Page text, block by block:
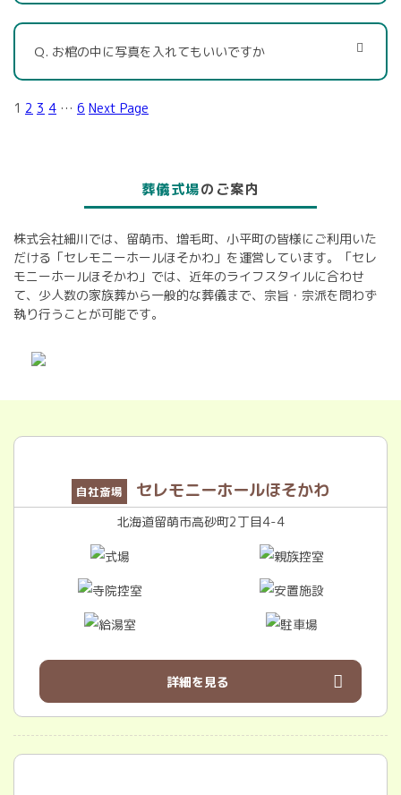
Ｑ. お棺の中に写真を入れてもいいですか
1 2 3 4 … 6 Next Page
葬儀式場のご案内
株式会社細川では、留萌市、増毛町、小平町の皆様にご利用いた
だける「セレモニーホールほそかわ」を運営しています。「セレ
モニーホールほそかわ」では、近年のライフスタイルに合わせ
て、少人数の家族葬から一般的な葬儀まで、宗旨・宗派を問わず
執り行うことが可能です。
自社斎場 セレモニーホールほそかわ
北海道留萌市高砂町2丁目4-4
詳細を見る